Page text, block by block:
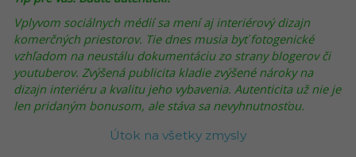
Vplyvom sociálnych médií sa mení aj interiérový dizajn
komerčných priestorov. Tie dnes musia byť fotogenické
vzhľadom na neustálu dokumentáciu zo strany blogerov či
youtuberov. Zvýšená publicita kladie zvýšené nároky na
dizajn interiéru a kvalitu jeho vybavenia. Autenticita už nie je
len pridaným bonusom, ale stáva sa nevyhnutnosťou.
Útok na všetky zmysly